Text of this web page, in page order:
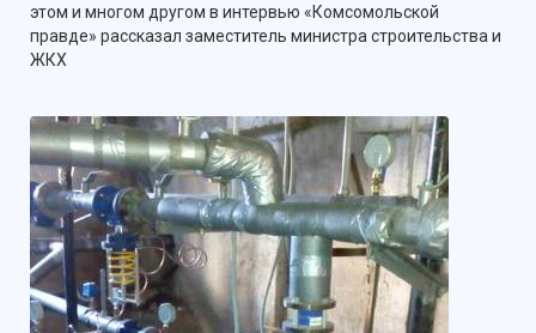
этом и многом другом в интервью «Комсомольской
правде» рассказал заместитель министра строительства и
ЖКХ